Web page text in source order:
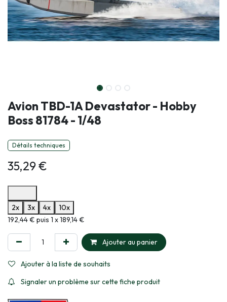
Avion TBD-1A Devastator - Hobby
Boss 81784 - 1/48
Détails techniques
35,29€
2x
3x 4x
10x
Informations sur le plan de paiement sélectionné
192,44 € puis 1 x 189,14 €
Ajouter au panier
Ajouter à la liste de souhaits
Signaler un problème sur cette fiche produit